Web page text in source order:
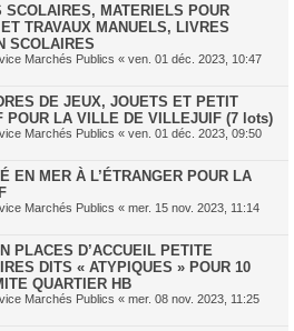
SCOLAIRES, MATERIELS POUR
TRAVAUX MANUELS, LIVRES
SCOLAIRES
Marchés Publics « ven. 01 déc. 2023, 10:47
DE JEUX, JOUETS ET PETIT
POUR LA VILLE DE VILLEJUIF (7 lots)
Marchés Publics « ven. 01 déc. 2023, 09:50
EN MER À L’ÉTRANGER POUR LA
Marchés Publics « mer. 15 nov. 2023, 11:14
PLACES D’ACCUEIL PETITE
DITS « ATYPIQUES » POUR 10
QUARTIER HB
Marchés Publics « mer. 08 nov. 2023, 11:25